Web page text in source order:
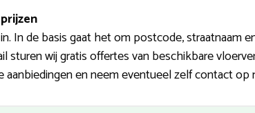
In de basis gaat het om postcode, straatnaam
sturen wij gratis offertes van beschikbare
en neem eventueel zelf contact op